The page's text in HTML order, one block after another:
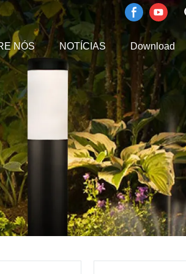
NÓS NOTÍCIAS Download